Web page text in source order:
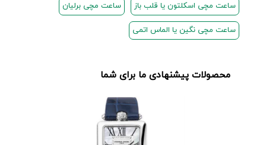
ساعت مچی اسکلتون یا قلب باز ساعت مچی برلیان
ساعت مچی نگین یا الماس اتمی
محصولات پیشنهادی ما برای شما